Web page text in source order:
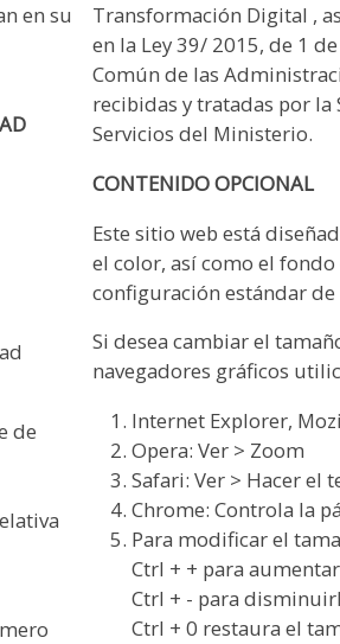
en su
de
Transformación Digital ,
en la Ley 39/ 2015, de 1
Común de las
recibidas y tratadas por la
Servicios del Ministerio.
CONTENIDO OPCIONAL
Este sitio web está
el color, así como el
configuración estándar de
Si desea cambiar el
navegadores gráficos
Internet Explorer,
Opera: Ver > Zoom
Safari: Ver > Hacer el
Chrome: Controla la
Para modificar el
Ctrl + + para
Ctrl + - para
Ctrl + 0 restaura el